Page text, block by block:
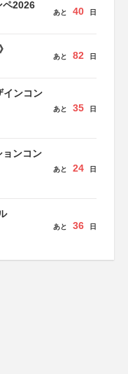
ペ2026
あと 40 日
あと 82 日
インコン
あと 35 日
ョンコン
あと 24 日
あと 36 日